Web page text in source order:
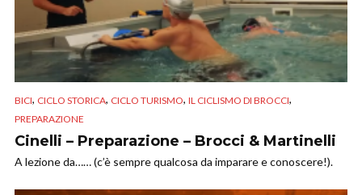
BICI, CICLO STORICA, CICLO TURISMO, IL CICLISMO DI BROCCI,
PREPARAZIONE
Cinelli – Preparazione – Brocci & Martinelli
A lezione da…… (c’è sempre qualcosa da imparare e conoscere!).